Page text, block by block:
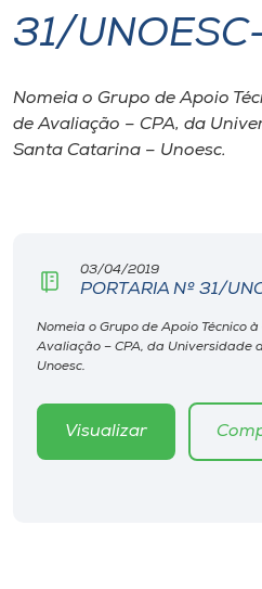
I.nova
Diplomados
Editora
Rádio
31/
Nomeia o Grupo de Apoio
de Avaliação – CPA, da
Santa Catarina – Unoesc.
03/04/2019
PORTARIA Nº 31/
Nomeia o Grupo de Apoio Técnico
Avaliação – CPA, da Universidade
Unoesc.
Visualizar